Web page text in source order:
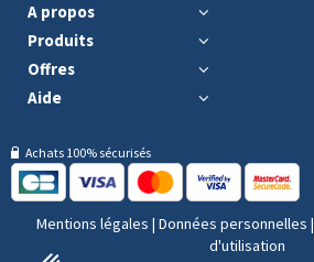
A propos
Produits
Offres
Aide
Achats 100% sécurisés
Mentions légales | Données personnelles |
d'utilisation